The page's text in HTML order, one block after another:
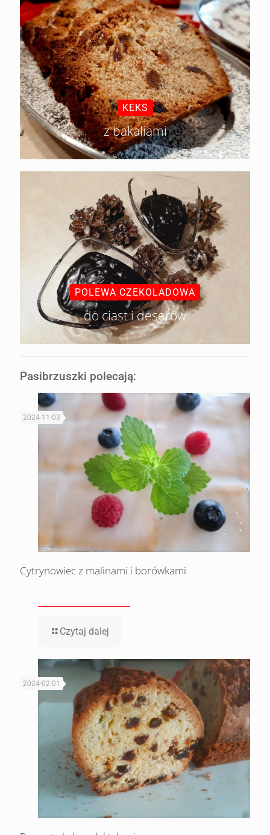
KEKS
z bakaliami
POLEWA CZEKOLADOWA
do ciast i deserów
Pasibrzuszki polecają:
2024-11-03
Cytrynowiec z malinami i borówkami
Czytaj dalej
2024-02-01